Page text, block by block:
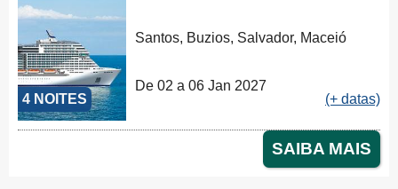
4 NOITES
Santos, Buzios, Salvador, Maceió
De 02 a 06 Jan 2027
(+ datas)
SAIBA MAIS